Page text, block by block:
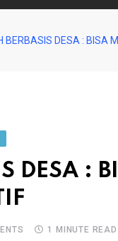
BERBASIS DESA : BISA
DESA :
1 MINUTE READ